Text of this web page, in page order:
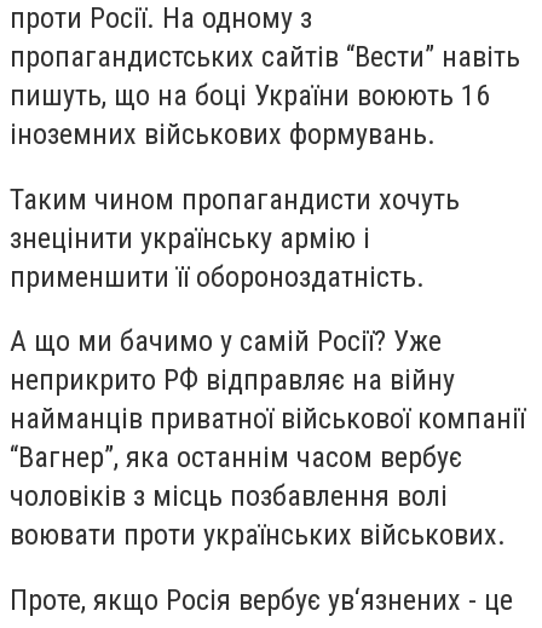
проти Росії. На одному з
пропагандистських сайтів “Вести” навіть
пишуть, що на боці України воюють 16
іноземних військових формувань.
Таким чином пропагандисти хочуть
знецінити українську армію і
применшити її обороноздатність.
А що ми бачимо у самій Росії? Уже
неприкрито РФ відправляє на війну
найманців приватної військової компанії
“Вагнер”, яка останнім часом вербує
чоловіків з місць позбавлення волі
воювати проти українських військових.
Проте, якщо Росія вербує ув‘язнених - це